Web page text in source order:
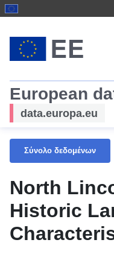
European
data.europa.eu
Σύνολο δεδομένων
North
Historic